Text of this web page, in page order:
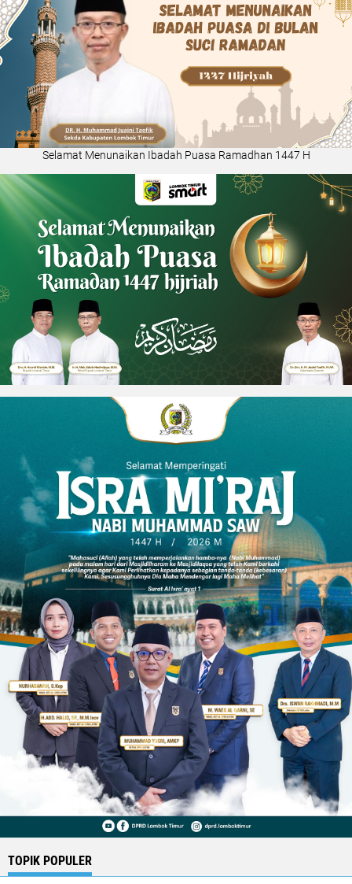
Selamat Menunaikan Ibadah Puasa Ramadhan 1447 H
TOPIK POPULER